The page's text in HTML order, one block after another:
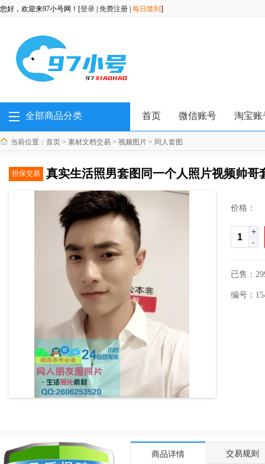
您好，欢迎来97小号网！[登录 免费注册 每日签到 ]
全部商品分类 首页 微信账号 淘宝账
当前位置： 首页 > 素材文档交易 > 视频图片 > 同人套图
担保交易 真实生活照男套图同一个人照片视频帅哥
价格：
+
-
已售：
编号：
商品详情 交易规则